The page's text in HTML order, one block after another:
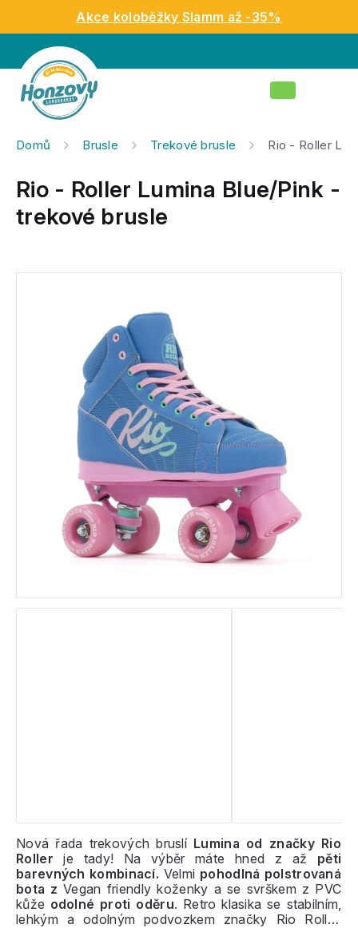
obsah
Akce koloběžky Slamm až -35%
Nákupní
Domů Brusle Trekové brusle Rio - Roller
Rio - Roller Lumina Blue/Pink -
trekové brusle
Nová řada trekových bruslí Lumina od značky Rio
Roller je tady! Na výběr máte hned z až pěti
barevných kombinací. Velmi pohodlná polstrovaná
bota zVegan friendly koženky a se svrškem z PVC
kůže odolné proti oděru. Retro klasika se stabilním,
lehkým a odolným podvozkem značky Rio Roller,